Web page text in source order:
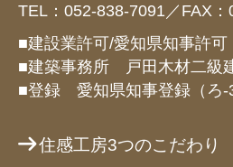
TEL：052-838-7091／FAX
■建設業許可/愛知県知事許
■建築事務所 戸田木材二級
■登録 愛知県知事登録（ろ-
住感工房3つのこだわり